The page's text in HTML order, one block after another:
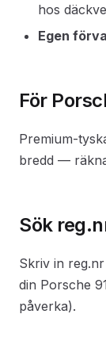
hos
Egen
För
Premium-
bredd —
Sök
Skriv in
din Porsche
påverka).